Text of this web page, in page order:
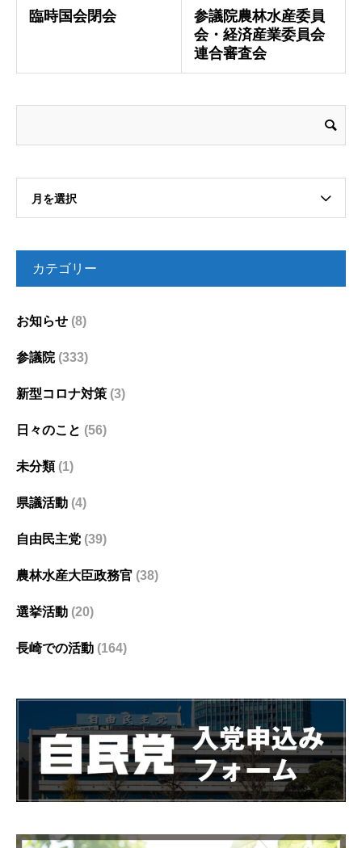
臨時国会閉会
参議院農林水産委員
会・経済産業委員会
連合審査会
月を選択
カテゴリー
お知らせ (8)
参議院(333)
新型コロナ対策 (3)
日々のこと (56)
未分類(1)
県議活動 (4)
自由民主党 (39)
農林水産大臣政務官 (38)
選挙活動 (20)
長崎での活動 (164)